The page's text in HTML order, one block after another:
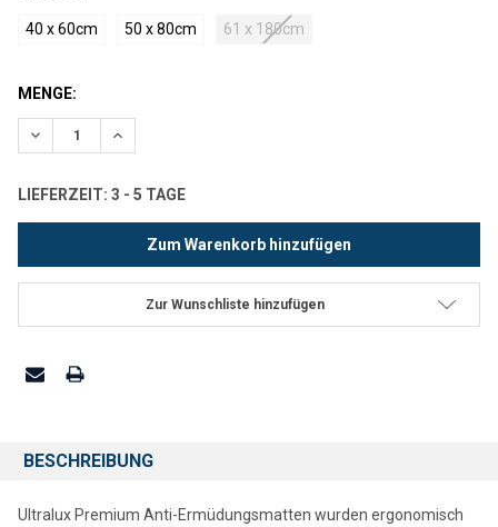
40 x 60cm 50 x 80cm 61 x 180cm
AKTUELLER
LAGERBESTAND:
MENGE:
Menge verringern:Menge erhöhen:
LIEFERZEIT: 3 - 5 TAGE
Zur Wunschliste hinzufügen
BESCHREIBUNG
Ultralux Premium Anti-Ermüdungsmatten wurden ergonomisch